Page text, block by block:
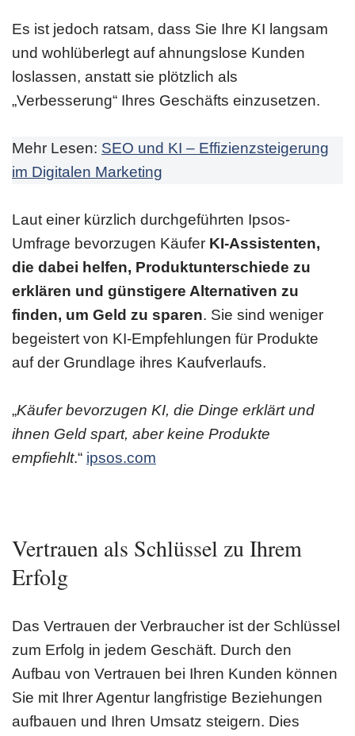
Es ist jedoch ratsam, dass Sie Ihre KI langsam
und wohlüberlegt auf ahnungslose Kunden
loslassen, anstatt sie plötzlich als
„Verbesserung“ Ihres Geschäfts einzusetzen.
Mehr Lesen: SEO und KI – Effizienzsteigerung
im Digitalen Marketing
Laut einer kürzlich durchgeführten Ipsos-
Umfrage bevorzugen Käufer KI-Assistenten,
die dabei helfen, Produktunterschiede zu
erklären und günstigere Alternativen zu
finden, um Geld zu sparen. Sie sind weniger
begeistert von KI-Empfehlungen für Produkte
auf der Grundlage ihres Kaufverlaufs.
„Käufer bevorzugen KI, die Dinge erklärt und
ihnen Geld spart, aber keine Produkte
empfiehlt.“ ipsos.com
Vertrauen als Schlüssel zu Ihrem
Erfolg
Das Vertrauen der Verbraucher ist der Schlüssel
zum Erfolg in jedem Geschäft. Durch den
Aufbau von Vertrauen bei Ihren Kunden können
Sie mit Ihrer Agentur langfristige Beziehungen
aufbauen und Ihren Umsatz steigern. Dies